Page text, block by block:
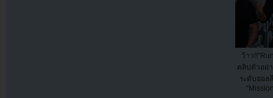
ว้าว
คลิปตัวอย่
ระดับฮอล